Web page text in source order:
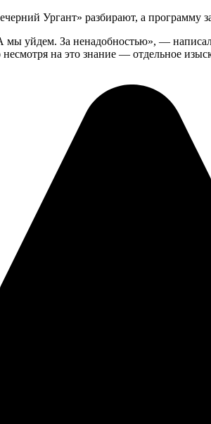
Ургант» разбирают, а программу
уйдем. За ненадобностью», —
на это знание — отдельное